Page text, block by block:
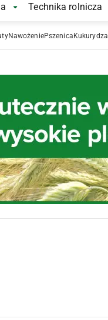
Hodowla Submenu
Technika rolnicza
NawożeniePszenica Kukurydza